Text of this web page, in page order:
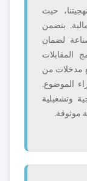
حيث
يتضمن
لضمان
المقابلات
مع مدخلات من
الموضوع.
وتشغيلية
موثوقة.